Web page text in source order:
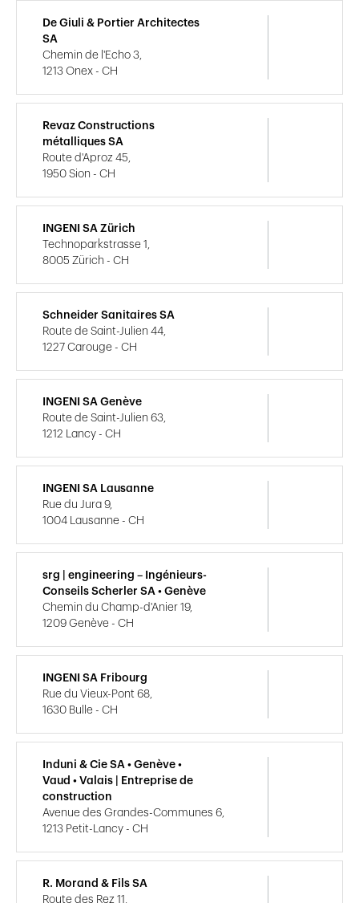
De Giuli & Portier Architectes
SA
Chemin de l'Echo 3,
1213 Onex - CH
Revaz Constructions
métalliques SA
Route d'Aproz 45,
1950 Sion - CH
INGENI SA Zürich
Technoparkstrasse 1,
8005 Zürich - CH
Schneider Sanitaires SA
Route de Saint-Julien 44,
1227 Carouge - CH
INGENI SA Genève
Route de Saint-Julien 63,
1212 Lancy - CH
INGENI SA Lausanne
Rue du Jura 9,
1004 Lausanne - CH
srg | engineering – Ingénieurs-
Conseils Scherler SA • Genève
Chemin du Champ-d'Anier 19,
1209 Genève - CH
INGENI SA Fribourg
Rue du Vieux-Pont 68,
1630 Bulle - CH
Induni & Cie SA • Genève •
Vaud • Valais | Entreprise de
construction
Avenue des Grandes-Communes 6,
1213 Petit-Lancy - CH
R. Morand & Fils SA
Route des Rez 11,